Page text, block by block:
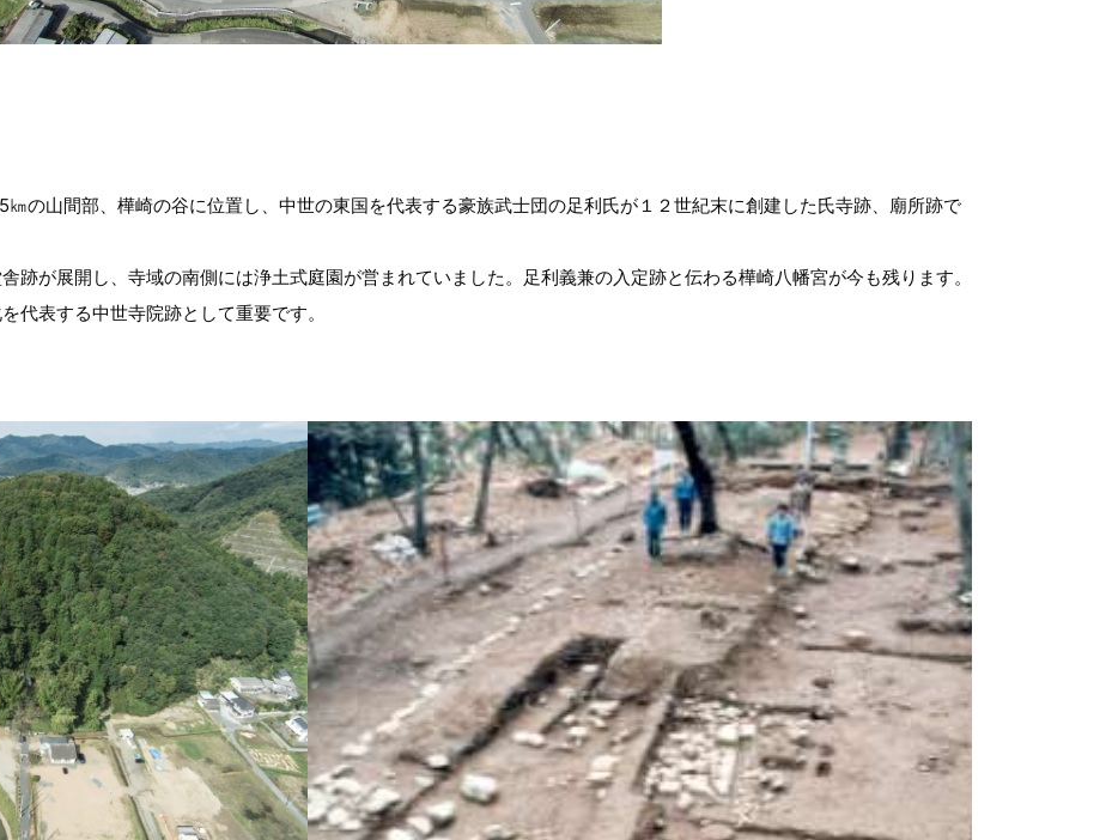
㎞の山間部、樺崎の谷に位置し、中世の東国を代表する豪族武士団の足利氏が１２世紀末に創建した氏寺跡、廟所跡で
跡が展開し、寺域の南側には浄土式庭園が営まれていました。足利義兼の入定跡と伝わる樺崎八幡宮が今も残ります。
代表する中世寺院跡として重要です。